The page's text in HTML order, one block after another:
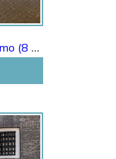
Chrysler 300C ROZE Ultrastretched Limo (8 Pers.)